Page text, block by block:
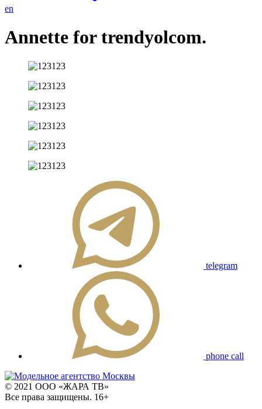
en
Annette for trendyolcom.
telegram
phone call
© 2021 ООО «ЖАРА ТВ»
Все права защищены. 16+